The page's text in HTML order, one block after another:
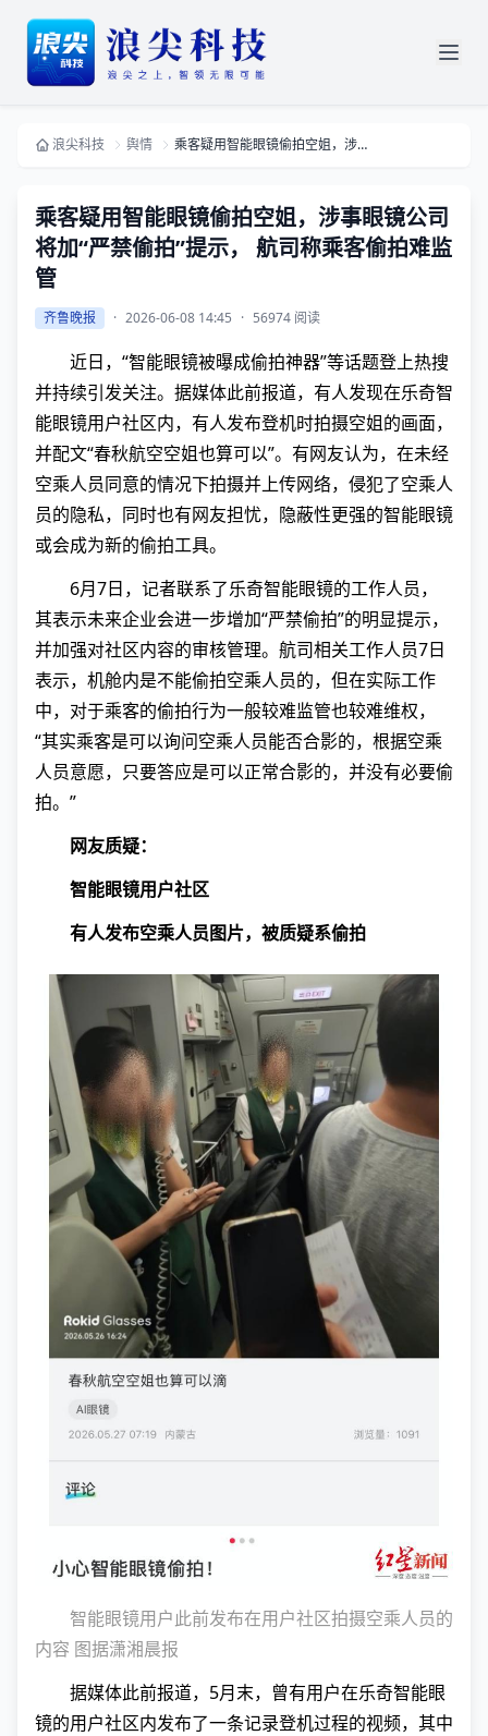
浪尖科技 舆情 乘客疑用智能眼镜偷拍空姐，涉事眼镜公司将加“严禁偷拍”提示， 航司称乘客偷拍难监管
乘客疑用智能眼镜偷拍空姐，涉事眼镜公司
将加“严禁偷拍”提示， 航司称乘客偷拍难监
管
齐鲁晚报 · 2026-06-08 14:45 · 56974 阅读
近日，“智能眼镜被曝成偷拍神器”等话题登上热搜
并持续引发关注。据媒体此前报道，有人发现在乐奇智
能眼镜用户社区内，有人发布登机时拍摄空姐的画面，
并配文“春秋航空空姐也算可以”。有网友认为，在未经
空乘人员同意的情况下拍摄并上传网络，侵犯了空乘人
员的隐私，同时也有网友担忧，隐蔽性更强的智能眼镜
或会成为新的偷拍工具。
6月7日，记者联系了乐奇智能眼镜的工作人员，
其表示未来企业会进一步增加“严禁偷拍”的明显提示，
并加强对社区内容的审核管理。航司相关工作人员7日
表示，机舱内是不能偷拍空乘人员的，但在实际工作
中，对于乘客的偷拍行为一般较难监管也较难维权，
“其实乘客是可以询问空乘人员能否合影的，根据空乘
人员意愿，只要答应是可以正常合影的，并没有必要偷
拍。”
网友质疑：
智能眼镜用户社区
有人发布空乘人员图片，被质疑系偷拍
智能眼镜用户此前发布在用户社区拍摄空乘人员的
内容 图据潇湘晨报
据媒体此前报道，5月末，曾有用户在乐奇智能眼
镜的用户社区内发布了一条记录登机过程的视频，其中